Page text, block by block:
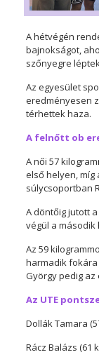
A hétvégén
bajnokságot,
szőnyegre
Az egyesület
eredményesen
térhettek haza.
A felnőtt ob
A női 57
első helyen, míg
súlycsoportban
A döntőig jutott
végül a második
Az 59
harmadik fokára
György pedig
Az UTE
Dollák Tamara
Rácz Balázs (61